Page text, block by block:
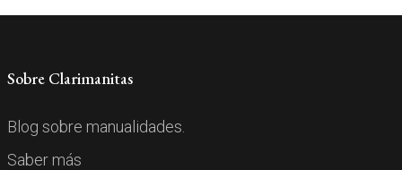
Sobre Clarimanitas
Blog sobre manualidades.
Saber más